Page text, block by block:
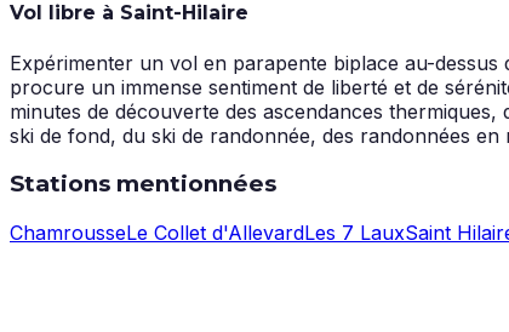
Vol libre à Saint-Hilaire
Expérimenter un vol en parapente biplace au-
procure un immense sentiment de liberté et de
minutes de découverte des ascendances
ski de fond, du ski de randonnée, des randonnées
Stations mentionnées
ChamrousseLe Collet d'AllevardLes 7 LauxSaint